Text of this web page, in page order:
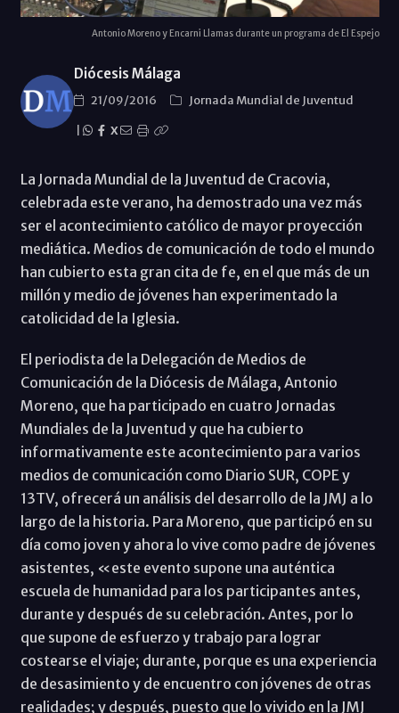
Antonio Moreno y Encarni Llamas durante un programa de El Espejo
Diócesis Málaga
21/09/2016
Jornada Mundial de Juventud
X
La Jornada Mundial de la Juventud de Cracovia,
celebrada este verano, ha demostrado una vez más
ser el acontecimiento católico de mayor proyección
mediática. Medios de comunicación de todo el mundo
han cubierto esta gran cita de fe, en el que más de un
millón y medio de jóvenes han experimentado la
catolicidad de la Iglesia.
El periodista de la Delegación de Medios de
Comunicación de la Diócesis de Málaga, Antonio
Moreno, que ha participado en cuatro Jornadas
Mundiales de la Juventud y que ha cubierto
informativamente este acontecimiento para varios
medios de comunicación como Diario SUR, COPE y
13TV, ofrecerá un análisis del desarrollo de la JMJ a lo
largo de la historia. Para Moreno, que participó en su
día como joven y ahora lo vive como padre de jóvenes
asistentes, «este evento supone una auténtica
escuela de humanidad para los participantes antes,
durante y después de su celebración. Antes, por lo
que supone de esfuerzo y trabajo para lograr
costearse el viaje; durante, porque es una experiencia
de desasimiento y de encuentro con jóvenes de otras
realidades; y después, puesto que lo vivido en la JMJ